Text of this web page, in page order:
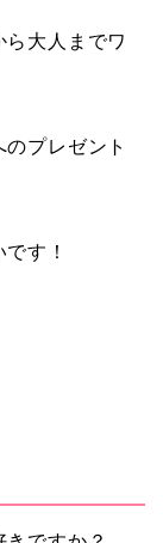
ら大人までワ
プレゼント
す！